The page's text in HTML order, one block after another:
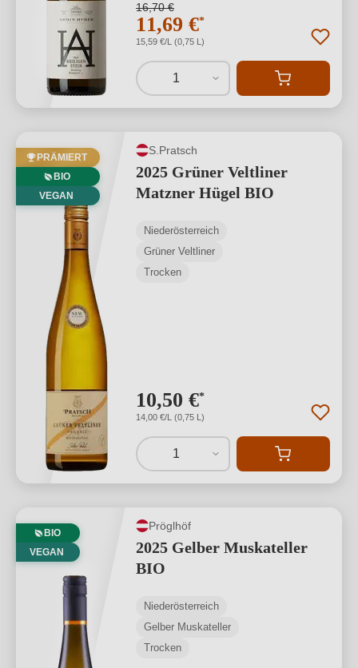
16,70 €
11,69 €*
15,59 €/L (0,75 L)
1
PRÄMIERT
BIO
VEGAN
S.Pratsch
2025 Grüner Veltliner
Matzner Hügel BIO
Niederösterreich
Grüner Veltliner
Trocken
10,50 €*
14,00 €/L (0,75 L)
1
BIO
VEGAN
Pröglhöf
2025 Gelber Muskateller
BIO
Niederösterreich
Gelber Muskateller
Trocken